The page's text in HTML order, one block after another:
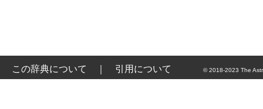
この辞典について 引用について © 2018-2023 The